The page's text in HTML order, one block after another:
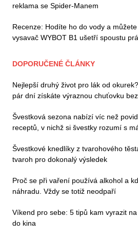
reklama se Spider-Manem
Recenze: Hodíte ho do vody a
vysavač WYBOT B1 ušetří spoustu
DOPORUČENÉ ČLÁNKY
Nejlepší druhý život pro lák od
pár dní získáte výraznou chuťovku
Švestková sezona nabízí víc než
receptů, v nichž si švestky rozumí s
Švestkové knedlíky z tvarohového
tvaroh pro dokonalý výsledek
Proč se při vaření používá alkohol a
náhradu. Vždy se totiž neodpaří
Víkend pro sebe: 5 tipů kam vyrazit
do kina